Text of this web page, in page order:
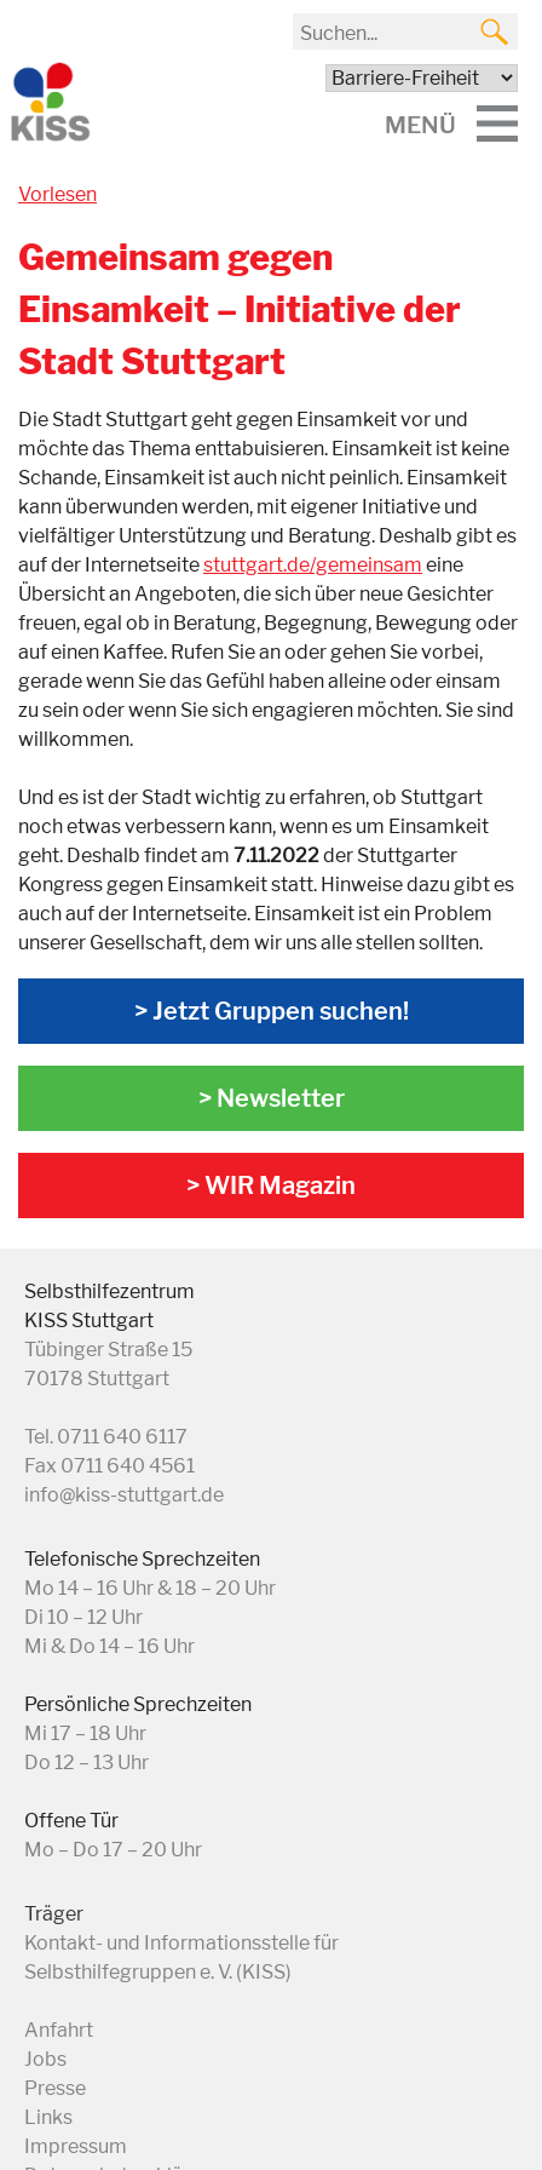
MENÜ
Vorlesen
Gemeinsam gegen
Einsamkeit – Initiative der
Stadt Stuttgart
Die Stadt Stuttgart geht gegen Einsamkeit vor und
möchte das Thema enttabuisieren. Einsamkeit ist keine
Schande, Einsamkeit ist auch nicht peinlich. Einsamkeit
kann überwunden werden, mit eigener Initiative und
vielfältiger Unterstützung und Beratung. Deshalb gibt es
auf der Internetseitestuttgart.de/gemeinsam eine
Übersicht an Angeboten, die sich über neue Gesichter
freuen, egal ob in Beratung, Begegnung, Bewegung oder
auf einen Kaffee. Rufen Sie an oder gehen Sie vorbei,
gerade wenn Sie das Gefühl haben alleine oder einsam
zu sein oder wenn Sie sich engagieren möchten. Sie sind
willkommen.
Und es ist der Stadt wichtig zu erfahren, ob Stuttgart
noch etwas verbessern kann, wenn es um Einsamkeit
geht. Deshalb findet am 7.11.2022der Stuttgarter
Kongress gegen Einsamkeit statt. Hinweise dazu gibt es
auch auf der Internetseite. Einsamkeit ist ein Problem
unserer Gesellschaft, dem wir uns alle stellen sollten.
> Jetzt Gruppen suchen!
> Newsletter
> WIR Magazin
Selbsthilfezentrum
KISS Stuttgart
Tübinger Straße 15
70178 Stuttgart
Tel. 0711 640 6117
Fax 0711 640 4561
info@kiss-stuttgart.de
Telefonische Sprechzeiten
Mo 14 – 16 Uhr & 18 – 20 Uhr
Di 10 – 12 Uhr
Mi & Do 14 – 16 Uhr
Persönliche Sprechzeiten
Mi 17 – 18 Uhr
Do 12 – 13 Uhr
Offene Tür
Mo – Do 17 – 20 Uhr
Träger
Kontakt- und Informationsstelle für
Selbsthilfegruppen e. V. (KISS)
Anfahrt
Jobs
Presse
Links
Impressum